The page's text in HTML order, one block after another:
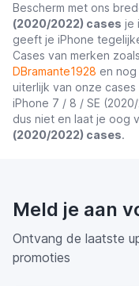
Bescherm met ons
(2020/2022) cases je
geeft je iPhone
Cases van merken zoals
DBramante1928 en
uiterlijk van onze
iPhone 7 / 8 / SE
dus niet en laat je oog
(2020/2022) cases.
Meld je aan
Ontvang de laatste
promoties